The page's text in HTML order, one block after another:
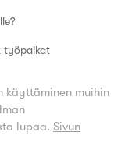
työpaikat
käyttäminen muihin
lupaa. Sivun